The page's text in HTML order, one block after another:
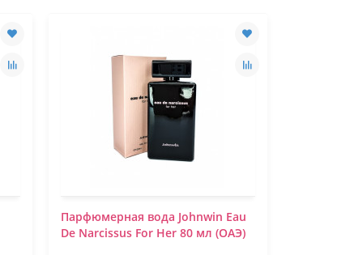
Парфюмерная вода Johnwin Eau
De Narcissus For Her 80 мл (ОАЭ)